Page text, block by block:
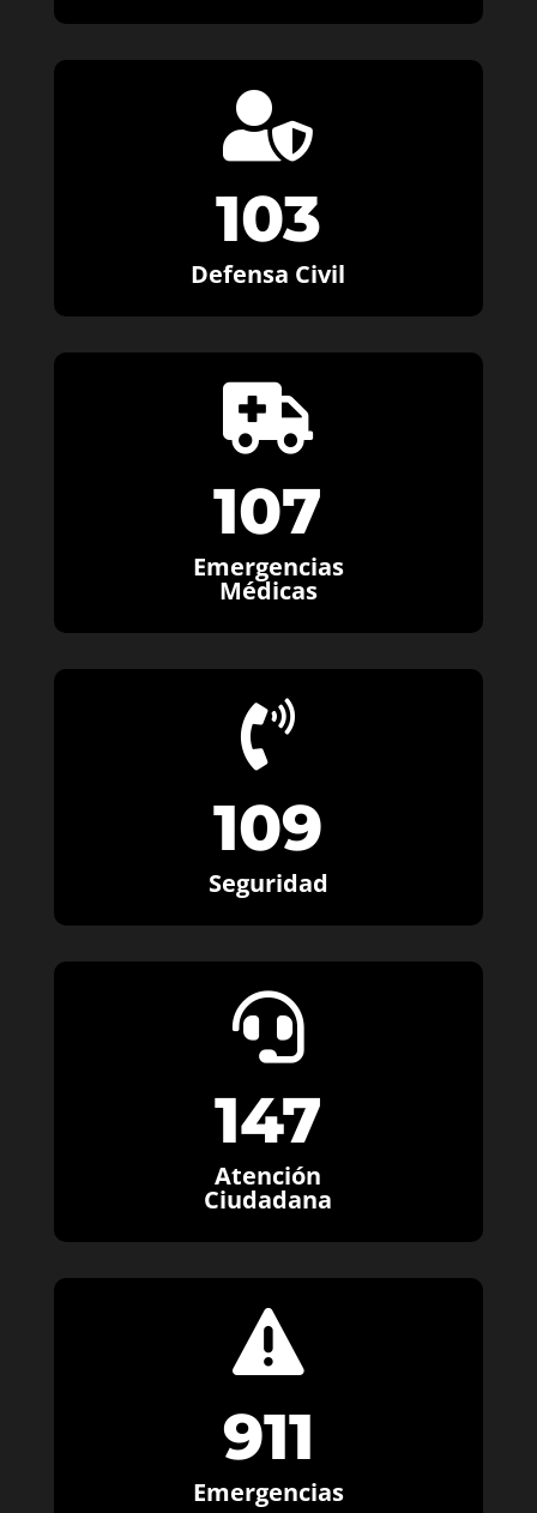

103
Defensa Civil

107
Emergencias
Médicas

109
Seguridad

147
Atención
Ciudadana

911
Emergencias